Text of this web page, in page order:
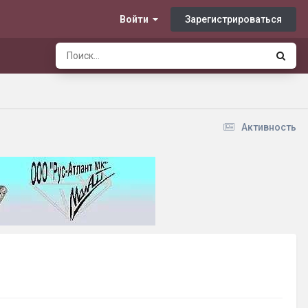
Войти Зарегистрироваться
Активность